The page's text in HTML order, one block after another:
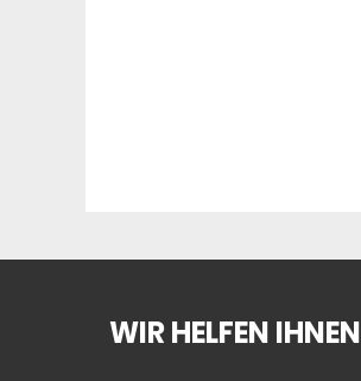
WIR HELFEN IHNEN